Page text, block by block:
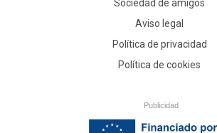
Sociedad de amigos
Aviso legal
Política de privacidad
Política de cookies
Publicidad